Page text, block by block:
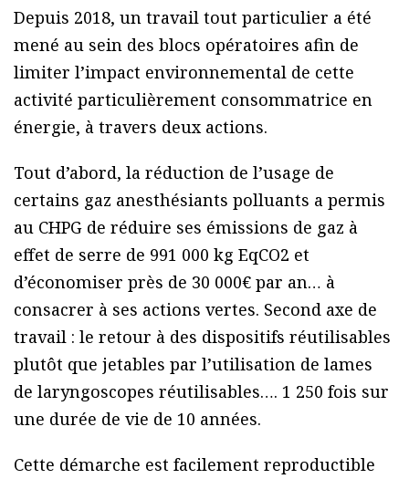
Depuis 2018, un travail tout particulier a été
mené au sein des blocs opératoires afin de
limiter l’impact environnemental de cette
activité particulièrement consommatrice en
énergie, à travers deux actions.
Tout d’abord, la réduction de l’usage de
certains gaz anesthésiants polluants a permis
au CHPG de réduire ses émissions de gaz à
effet de serre de 991 000 kg EqCO2 et
d’économiser près de 30 000€ par an… à
consacrer à ses actions vertes. Second axe de
travail : le retour à des dispositifs réutilisables
plutôt que jetables par l’utilisation de lames
de laryngoscopes réutilisables…. 1 250 fois sur
une durée de vie de 10 années.
Cette démarche est facilement reproductible